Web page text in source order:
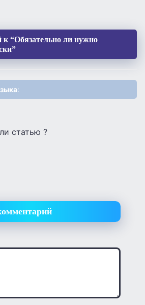
“Обязательно ли нужно
:
статью ?